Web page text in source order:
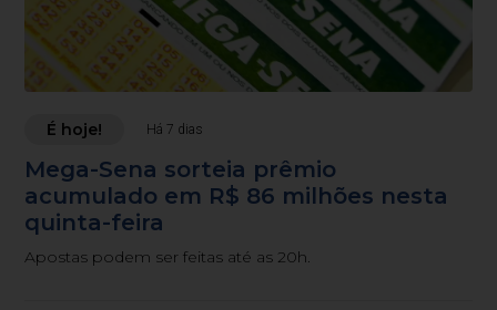
É hoje! Há 7 dias
Mega-Sena sorteia prêmio
acumulado em R$ 86 milhões nesta
quinta-feira
Apostas podem ser feitas até as 20h.